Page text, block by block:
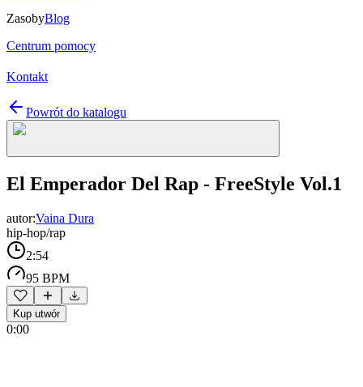
ZasobyBlog
Centrum pomocy
Kontakt
Powrót do katalogu
El Emperador Del Rap - FreeStyle Vol.1
autor:Vaina Dura
hip-hop/rap
2:54
95 BPM
Kup utwór
0:00